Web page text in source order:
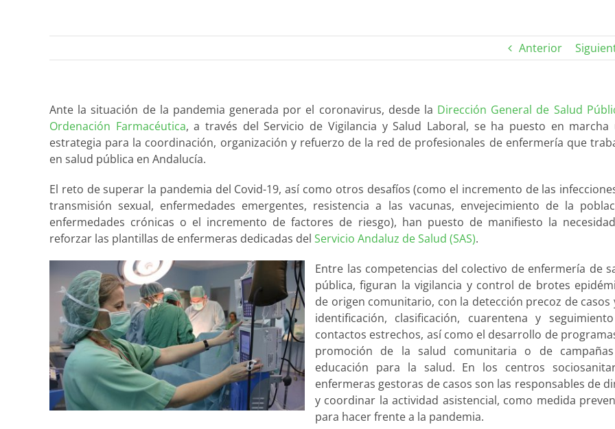
Anterior
Ante la situación de la pandemia generada por el coronavirus, desde la Dirección General de Salud
Ordenación Farmacéutica, a través del Servicio de Vigilancia y Salud Laboral, se ha puesto en marcha
estrategia para la coordinación, organización y refuerzo de la red de profesionales de enfermería que
en salud pública en Andalucía.
El reto de superar la pandemia del Covid-19, así como otros desafíos (como el incremento de las
transmisión sexual, enfermedades emergentes, resistencia a las vacunas, envejecimiento de la
enfermedades crónicas o el incremento de factores de riesgo), han puesto de manifiesto la
reforzar las plantillas de enfermeras dedicadas del Servicio Andaluz de Salud (SAS).
Entre las competencias del colectivo de enfermería de
pública, figuran la vigilancia y control de brotes
de origen comunitario, con la detección precoz de casos
identificación, clasificación, cuarentena y
contactos estrechos, así como el desarrollo de
promoción de la salud comunitaria o de
educación para la salud. En los centros
enfermeras gestoras de casos son las responsables de
y coordinar la actividad asistencial, como medida
para hacer frente a la pandemia.